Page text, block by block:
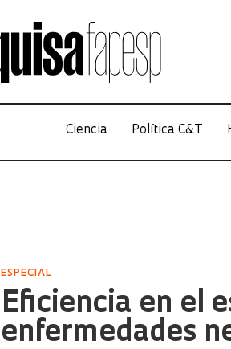
Ciencia Política C&T
ESPECIAL
Eficiencia en el
enfermedades